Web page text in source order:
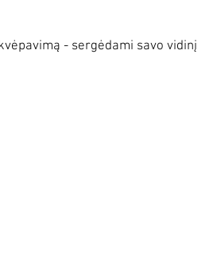
- sergėdami savo vidinį